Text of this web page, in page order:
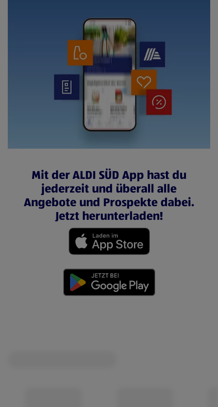
Mit der ALDI SÜD App hast du
jederzeit und überall alle
Angebote und Prospekte dabei.
Jetzt herunterladen!